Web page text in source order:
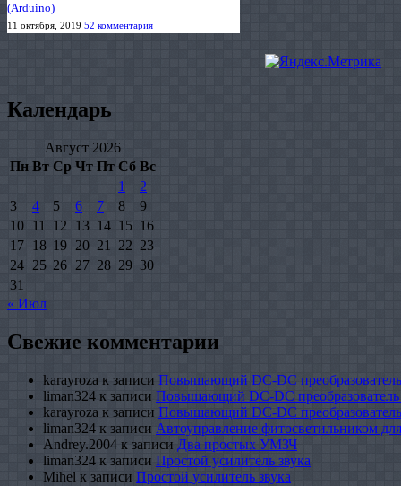
(Arduino)
11 октября, 2019 52 комментария
Календарь
Август 2026
Пн Вт Ср Чт Пт Сб Вс
1
2
3
4 5 6 7 8
9
10 11 12 13 14 15 16
17
18 19 20 21 22 23
24 25 26 27 28 29 30
31
« Июл
Свежие комментарии
karayroza к записи Повышающий DC-DC
liman324 к записи Повышающий DC-DC
karayroza к записи Повышающий DC-DC
liman324 к записи Автоуправление фитосветильником
Andrey.2004 к записи Два простых УМЗЧ
liman324 к записи Простой усилитель звука
Mihel к записи Простой усилитель звука